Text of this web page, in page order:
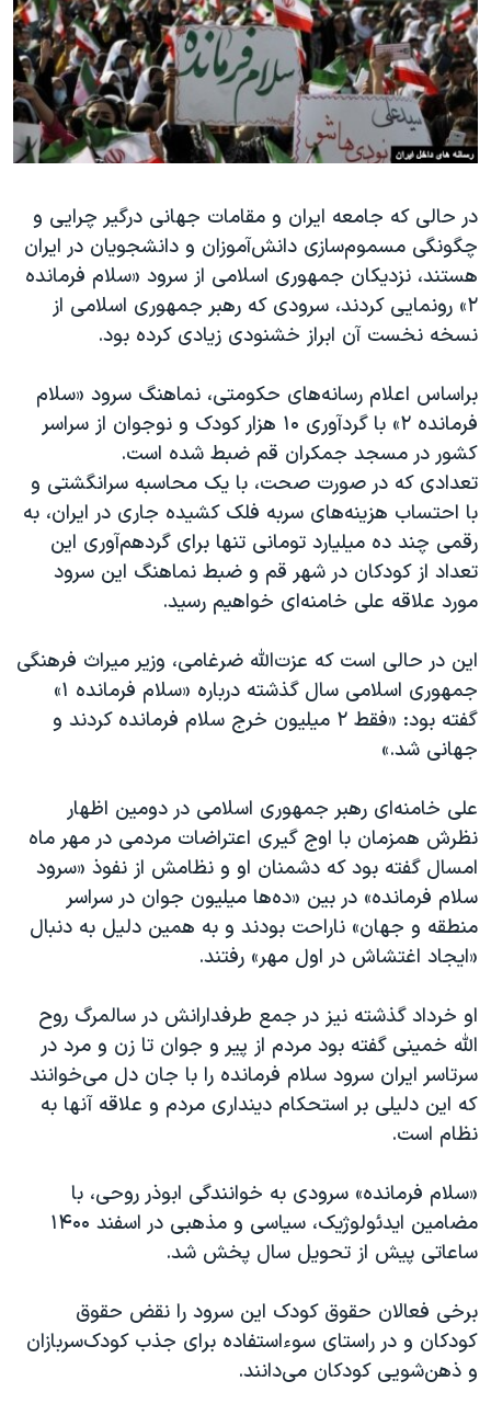
فرهنگ و زندگی
حقوق شهروندی
اقتصادی
علم و فناوری
گالری عکس
آرشیو پخش زنده
مستندها
انتخابات ریاست جمهوری آمریکا ۲۰۲۴
حمله جمهوری اسلامی به اسرائیل
رمز مهسا
اعتراضات زن، زندگی، آزادی
مجموعه مستندهای دادخواهی
تریبونال مردمی آبان ۹۸
دادگاه حمید نوری
قانون شفافیت دارائی کادر رهبری ایران
اعتراضات مردمی آبان ۹۸
اسرائیل در جنگ
نرگس محمدی برنده جایزه نوبل صلح
همایش محافظه‌کاران آمریکا «سی‌پک»
صفحه‌های ویژه
سفر پرزیدنت ترامپ به چین
دنبال کنید
زبانهای مختلف
در حالی که جامعه ایران و مقامات جهانی درگیر چرایی و
چگونگی مسموم‌سازی دانش‌آموزان و دانشجویان در ایران
هستند،‌ نزدیکان جمهوری اسلامی از سرود «سلام فرمانده
۲» رونمایی کردند، سرودی که رهبر جمهوری اسلامی از
نسخه نخست آن ابراز خشنودی زیادی کرده بود.
براساس اعلام رسانه‌های حکومتی،‌ نماهنگ سرود «سلام
فرمانده ۲» با گردآوری ۱۰ هزار کودک و نوجوان از سراسر
کشور در مسجد جمکران قم ضبط شده است.
تعدادی که در صورت صحت،‌ با یک محاسبه سرانگشتی و
با احتساب هزینه‌های سربه فلک کشیده جاری در ایران،‌ به
رقمی چند ده میلیارد تومانی تنها برای گردهم‌آوری این
تعداد از کودکان در شهر قم و ضبط نماهنگ این سرود
مورد علاقه علی خامنه‌ای خواهیم رسید.
این در حالی است که عزت‌الله ضرغامی، وزیر میراث‌ فرهنگی
جمهوری اسلامی سال گذشته درباره «سلام فرمانده ۱»
گفته بود: «فقط ۲ میلیون خرج سلام فرمانده کردند و
جهانی شد.»
علی خامنه‌ای رهبر جمهوری اسلامی در دومین اظهار
نظرش همزمان با اوج گیری اعتراضات مردمی در مهر ماه
امسال گفته بود که دشمنان او و نظامش از نفوذ «سرود
سلام فرمانده» در بین «ده‌ها میلیون جوان در سراسر
منطقه و جهان» ناراحت بودند و به همین دلیل به دنبال
«ایجاد اغتشاش در اول مهر» رفتند.
او خرداد گذشته نیز در جمع طرفدارانش در سالمرگ روح
الله خمینی گفته بود مردم از پیر و جوان تا زن و مرد در
سرتاسر ایران سرود سلام فرمانده را با جان دل می‌خوانند
که این دلیلی بر استحکام دینداری مردم و علاقه آنها به
نظام است.
«سلام فرمانده» سرودی به خوانندگی ابوذر روحی، با
مضامین ایدئولوژیک، سیاسی و مذهبی در اسفند ۱۴۰۰
ساعاتی پیش از تحویل سال پخش شد.
برخی فعالان حقوق کودک این سرود را نقض حقوق
کودکان و در راستای سوءاستفاده برای جذب کودک‌سربازان
و ذهن‌شویی کودکان می‌دانند.